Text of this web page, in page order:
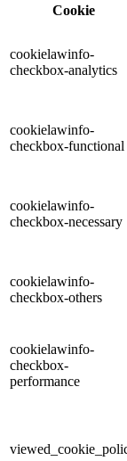
Cookie
cookielawinfo-
checkbox-analytics
cookielawinfo-
checkbox-functional
cookielawinfo-
checkbox-necessary
cookielawinfo-
checkbox-others
cookielawinfo-
checkbox-
performance